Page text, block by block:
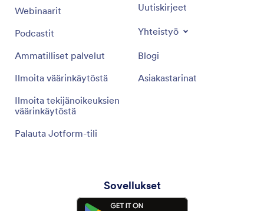
Webinaarit
Podcastit
Ammatilliset palvelut
Ilmoita väärinkäytöstä
Ilmoita tekijänoikeuksien
väärinkäytöstä
Palauta Jotform-tili
Uutiskirjeet
Yhteistyö
Blogi
Asiakastarinat
Sovellukset